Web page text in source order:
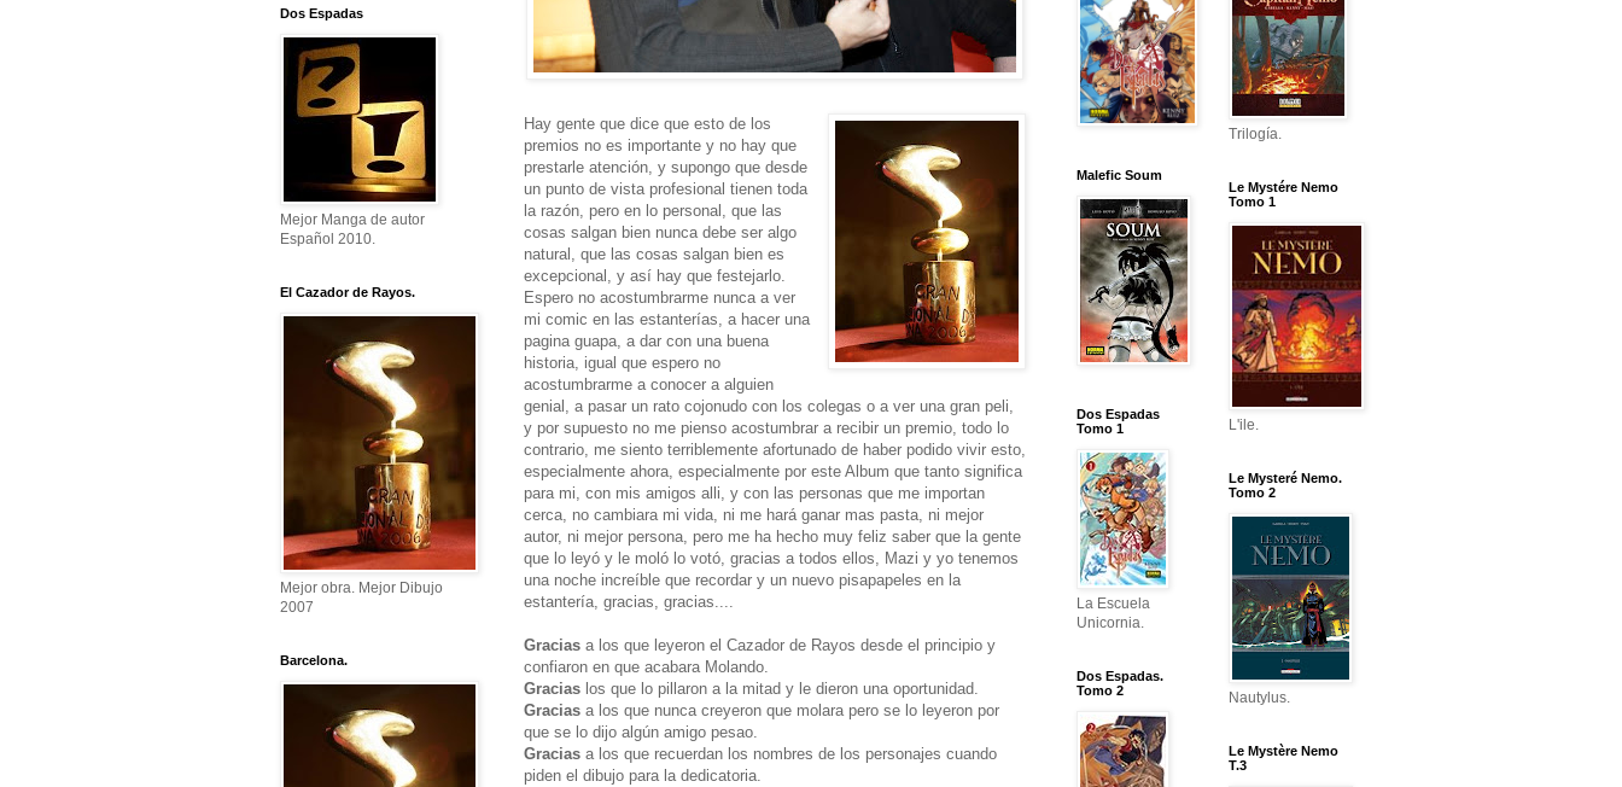
Hay gente que dice que esto de los
premios no es importante y no hay que
prestarle atención, y supongo que desde
un punto de vista profesional tienen toda
la razón, pero en lo personal, que las
cosas salgan bien nunca debe ser algo
natural, que las cosas salgan bien es
excepcional, y así hay que festejarlo.
Espero no acostumbrarme nunca a ver
mi comic en las estanterías, a hacer una
pagina guapa, a dar con una buena
historia, igual que espero no
acostumbrarme a conocer a alguien
genial, a pasar un rato cojonudo con los colegas o a ver una gran peli,
y por supuesto no me pienso acostumbrar a recibir un premio, todo lo
contrario, me siento terriblemente afortunado de haber podido vivir esto,
especialmente ahora, especialmente por este Album que tanto significa
para mi, con mis amigos alli, y con las personas que me importan
cerca, no cambiara mi vida, ni me hará ganar mas pasta, ni mejor
autor, ni mejor persona, pero me ha hecho muy feliz saber que la gente
que lo leyó y le moló lo votó, gracias a todos ellos, Mazi y yo tenemos
una noche increíble que recordar y un nuevo pisapapeles en la
estantería, gracias, gracias....
Gracias a los que leyeron el Cazador de Rayos desde el principio y
confiaron en que acabara Molando.
Gracias los que lo pillaron a la mitad y le dieron una oportunidad.
Gracias a los que nunca creyeron que molara pero se lo leyeron por
que se lo dijo algún amigo pesao.
Gracias a los que recuerdan los nombres de los personajes cuando
piden el dibujo para la dedicatoria.
Dos Espadas
Mejor Manga de autor
Español 2010.
El Cazador de Rayos.
Mejor obra. Mejor Dibujo
2007
Barcelona.
Malefic Soum
Dos Espadas
Tomo 1
La Escuela
Unicornia.
Dos Espadas.
Tomo 2
Trilogía.
Le Mystére Nemo
Tomo 1
L'ile.
Le Mysteré Nemo.
Tomo 2
Nautylus.
Le Mystère Nemo
T.3